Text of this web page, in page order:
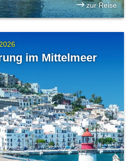
zur Reise
im Mittelmeer